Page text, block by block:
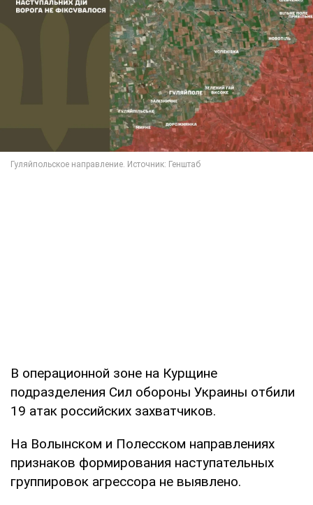
В операционной зоне на Курщине
подразделения Сил обороны Украины отбили
19 атак российских захватчиков.
На Волынском и Полесском направлениях
признаков формирования наступательных
группировок агрессора не выявлено.